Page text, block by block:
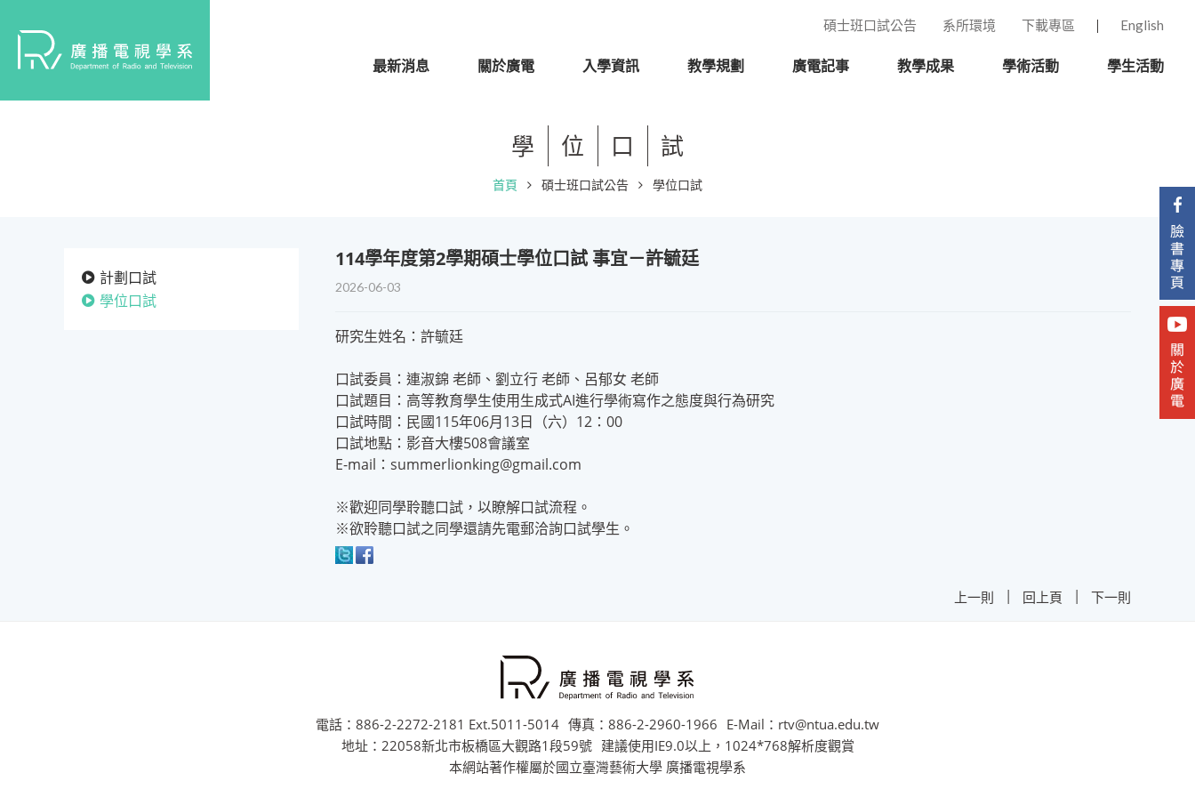
碩士班口試公告 系所環境 下載專區 English
最新消息 關於廣電 入學資訊 教學規劃 廣電記事 教學成果 學術活動 學生活動
學 位 口 試
首頁 碩士班口試公告 學位口試
計劃口試
學位口試
114學年度第2學期碩士學位口試 事宜－許毓廷
2026-06-03
研究生姓名：許毓廷
口試委員：連淑錦 老師、劉立行 老師、呂郁女 老師
口試題目：高等教育學生使用生成式AI進行學術寫作之態度與行為研究
口試時間：民國115年06月13日（六）12：00
口試地點：影音大樓508會議室
E-mail：summerlionking@gmail.com
※歡迎同學聆聽口試，以瞭解口試流程。
※欲聆聽口試之同學還請先電郵洽詢口試學生。
上一則 | 回上頁 | 下一則
電話：886-2-2272-2181 Ext.5011-5014 傳真：886-2-2960-1966 E-Mail：rtv@ntua.edu.tw
地址：22058新北市板橋區大觀路1段59號 建議使用IE9.0以上，1024*768解析度觀賞
本網站著作權屬於國立臺灣藝術大學 廣播電視學系